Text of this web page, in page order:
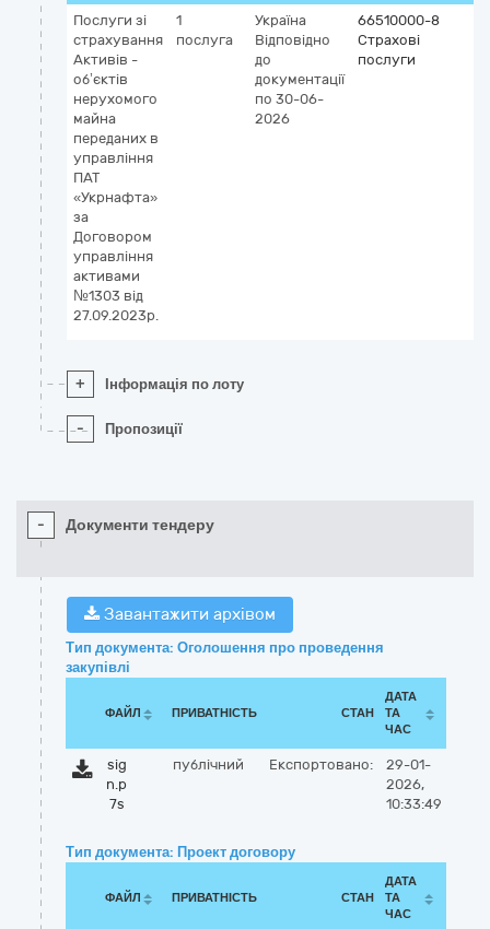
Послуги зі
страхування
Активів -
об’єктів
нерухомого
майна
переданих в
управління
ПАТ
«Укрнафта»
за
Договором
управління
активами
№1303 від
27.09.2023р.
1
послуга
Україна
Відповідно
до
документації
по 30-06-
2026
66510000-8
Страхові
послуги
+ Інформація по лоту
- Пропозиції
- Документи тендеру
Завантажити архівом
Тип документа: Оголошення про проведення
закупівлі
ФАЙЛ ПРИВАТНІСТЬ СТАН
ДАТА
ТА
ЧАС
sig
n.p
7s
публічний Експортовано:
29-01-
2026,
10:33:49
Тип документа: Проект договору
ФАЙЛ ПРИВАТНІСТЬ СТАН
ДАТА
ТА
ЧАС